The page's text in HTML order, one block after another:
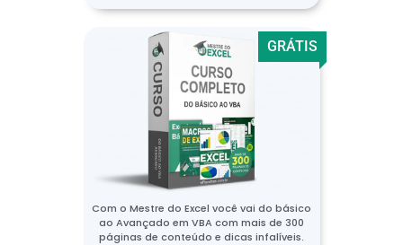
GRÁTIS
Com o Mestre do Excel você vai do básico
ao Avançado em VBA com mais de 300
páginas de conteúdo e dicas infalíveis.